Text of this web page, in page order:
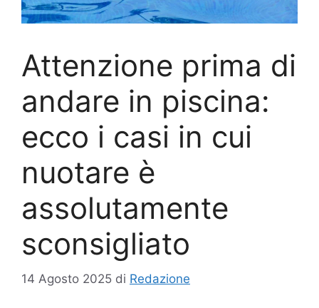
Attenzione prima di
andare in piscina:
ecco i casi in cui
nuotare è
assolutamente
sconsigliato
14 Agosto 2025 di Redazione